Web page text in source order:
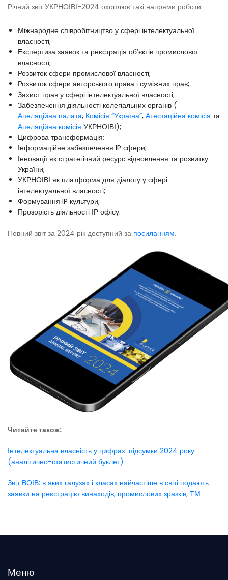
Річний звіт УКРНОІВІ-2024 охоплює такі напрями роботи:
Міжнародне співробітництво у сфері інтелектуальної
власності;
Експертиза заявок та реєстрація обʼєктів промислової
власності;
Розвиток сфери промислової власності;
Розвиток сфери авторського права і суміжних прав;
Захист прав у сфері інтелектуальної власності;
Забезпечення діяльності колегіальних органів (
Апеляційна палата, Комісія “Україна”, Атестаційна комісія та
Апеляційна комісія УКРНОІВІ);
Цифрова трансформація;
Інформаційне забезпечення IP сфери;
Інновації як стратегічний ресурс відновлення та розвитку
України;
УКРНОІВІ як платформа для діалогу у сфері
інтелектуальної власності;
Формування IP культури;
Прозорість діяльності ІР офісу.
Повний звіт за 2024 рік доступний за посиланням.
Читайте також:
Інтелектуальна власність у цифрах: підсумки 2024 року
(аналітично-статистичний буклет)
Звіт ВОІВ: в яких галузях і класах найчастіше в світі подають
заявки на реєстрацію винаходів, промислових зразків, ТМ
Меню